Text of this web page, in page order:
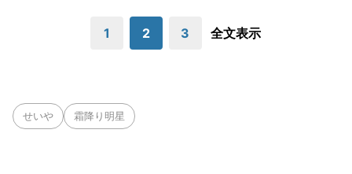
1 2 3 全文表示
せいや 霜降り明星